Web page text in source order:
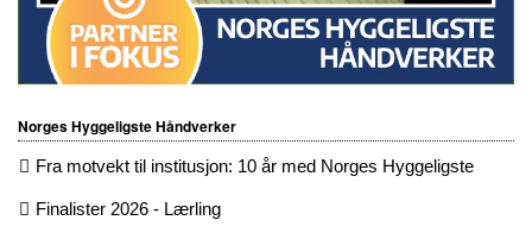
Norges Hyggeligste Håndverker
Fra motvekt til institusjon: 10 år med Norges Hyggeligste
Finalister 2026 - Lærling